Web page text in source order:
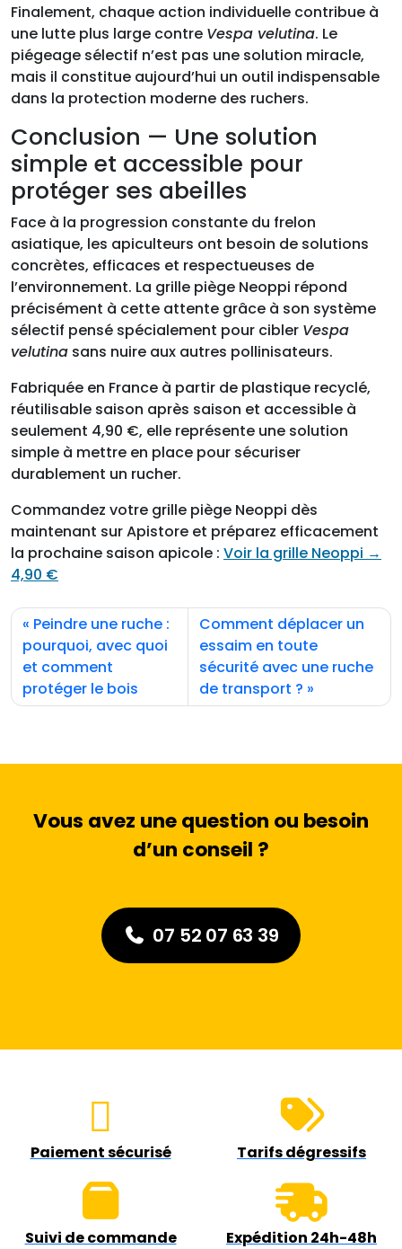
Finalement, chaque action individuelle contribue à
une lutte plus large contre Vespa velutina. Le
piégeage sélectif n’est pas une solution miracle,
mais il constitue aujourd’hui un outil indispensable
dans la protection moderne des ruchers.
Conclusion — Une solution
simple et accessible pour
protéger ses abeilles
Face à la progression constante du frelon
asiatique, les apiculteurs ont besoin de solutions
concrètes, efficaces et respectueuses de
l’environnement. La grille piège Neoppi répond
précisément à cette attente grâce à son système
sélectif pensé spécialement pour cibler Vespa
velutina sans nuire aux autres pollinisateurs.
Fabriquée en France à partir de plastique recyclé,
réutilisable saison après saison et accessible à
seulement 4,90 €, elle représente une solution
simple à mettre en place pour sécuriser
durablement un rucher.
Commandez votre grille piège Neoppi dès
maintenant sur Apistore et préparez efficacement
la prochaine saison apicole : Voir la grille Neoppi →
4,90 €
Peindre une ruche :
pourquoi, avec quoi
et comment
protéger le bois
Comment déplacer un
essaim en toute
sécurité avec une ruche
de transport ?
Vous avez une question ou besoin
d’un conseil ?
07 52 07 63 39
Paiement sécurisé Tarifs dégressifs
Suivi de commande Expédition 24h-48h